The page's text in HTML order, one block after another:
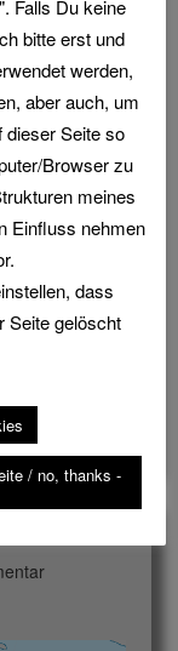
mit:
Falls Du keine
bitte erst und
werden,
aber auch, um
Seite so
Browser zu
meines
Einfluss nehmen
dass
Seite gelöscht
/ no, thanks -